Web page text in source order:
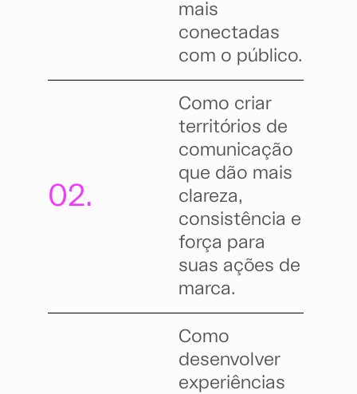
mais
conectadas
com o público.
02.
Como criar
territórios de
comunicação
que dão mais
clareza,
consistência e
força para
suas ações de
marca.
Como
desenvolver
experiências